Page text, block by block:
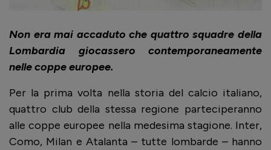
Non era mai accaduto che quattro squadre della
Lombardia giocassero contemporaneamente
nelle coppe europee.
Per la prima volta nella storia del calcio italiano,
quattro club della stessa regione parteciperanno
alle coppe europee nella medesima stagione. Inter,
Como, Milan e Atalanta – tutte lombarde – hanno